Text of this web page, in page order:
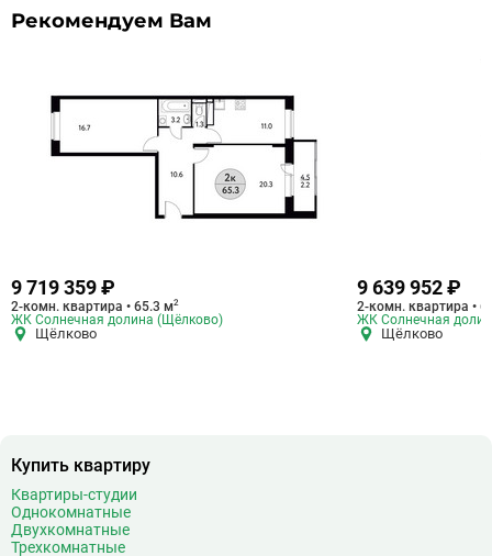
Рекомендуем Вам
9 719 359 ₽
2-комн. квартира • 65.3 м2
ЖК Солнечная долина (Щёлково)
Щёлково
9 639 952 ₽
2-комн. квартира •
ЖК Солнечная
Щёлково
Купить квартиру
Квартиры-студии
Однокомнатные
Двухкомнатные
Трехкомнатные